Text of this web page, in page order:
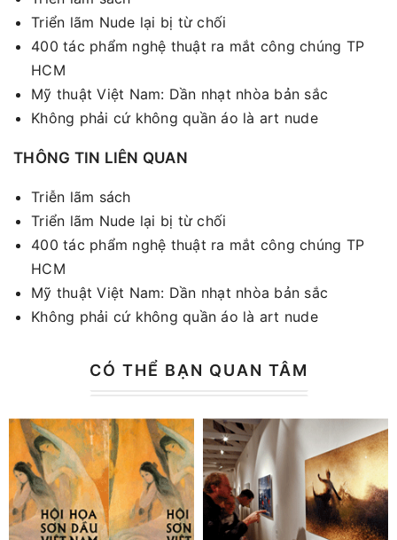
Triển lãm Nude lại bị từ chối
400 tác phẩm nghệ thuật ra mắt công chúng TP
HCM
Mỹ thuật Việt Nam: Dần nhạt nhòa bản sắc
Không phải cứ không quần áo là art nude
THÔNG TIN LIÊN QUAN
Triễn lãm sách
Triển lãm Nude lại bị từ chối
400 tác phẩm nghệ thuật ra mắt công chúng TP
HCM
Mỹ thuật Việt Nam: Dần nhạt nhòa bản sắc
Không phải cứ không quần áo là art nude
CÓ THỂ BẠN QUAN TÂM